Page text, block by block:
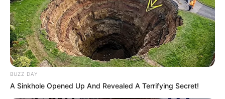
BUZZ DAY
A Sinkhole Opened Up And Revealed A Terrifying Secret!